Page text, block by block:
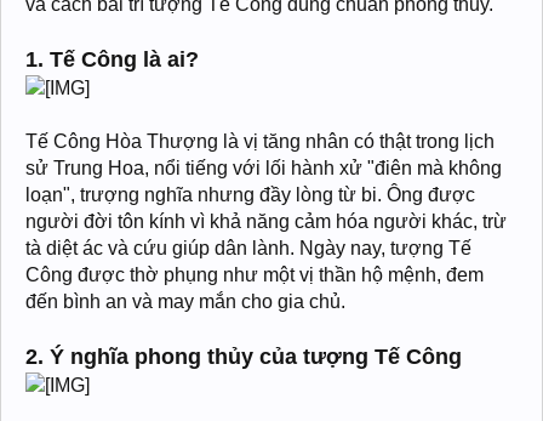
và cách bài trí tượng Tế Công đúng chuẩn phong thủy.
1. Tế Công là ai?
Tế Công Hòa Thượng là vị tăng nhân có thật trong lịch
sử Trung Hoa, nổi tiếng với lối hành xử "điên mà không
loạn", trượng nghĩa nhưng đầy lòng từ bi. Ông được
người đời tôn kính vì khả năng cảm hóa người khác, trừ
tà diệt ác và cứu giúp dân lành. Ngày nay, tượng Tế
Công được thờ phụng như một vị thần hộ mệnh, đem
đến bình an và may mắn cho gia chủ.
2. Ý nghĩa phong thủy của tượng Tế Công